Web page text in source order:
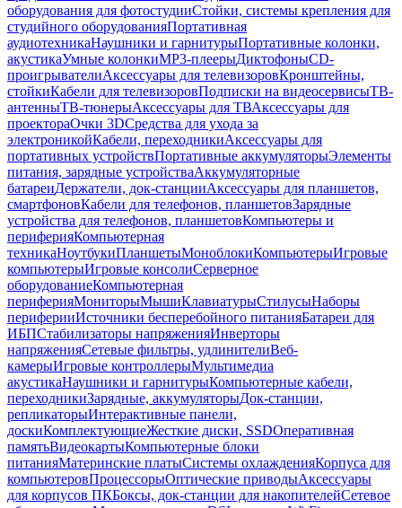
оборудования для фотостудииСтойки, системы крепления для
студийного оборудованияПортативная
аудиотехникаНаушники и гарнитурыПортативные колонки,
акустикаУмные колонкиMP3-плеерыДиктофоныCD-
проигрывателиАксессуары для телевизоровКронштейны,
стойкиКабели для телевизоровПодписки на видеосервисыТВ-
антенныТВ-тюнерыАксессуары для ТВАксессуары для
проектораОчки 3DСредства для ухода за
электроникойКабели, переходникиАксессуары для
портативных устройствПортативные аккумуляторыЭлементы
питания, зарядные устройстваАккумуляторные
батареиДержатели, док-станцииАксессуары для планшетов,
смартфоновКабели для телефонов, планшетовЗарядные
устройства для телефонов, планшетовКомпьютеры и
периферияКомпьютерная
техникаНоутбукиПланшетыМоноблокиКомпьютерыИгровые
компьютерыИгровые консолиСерверное
оборудованиеКомпьютерная
периферияМониторыМышиКлавиатурыСтилусыНаборы
периферииИсточники бесперебойного питанияБатареи для
ИБПСтабилизаторы напряженияИнверторы
напряженияСетевые фильтры, удлинителиВеб-
камерыИгровые контроллерыМультимедиа
акустикаНаушники и гарнитурыКомпьютерные кабели,
переходникиЗарядные, аккумуляторыДок-станции,
репликаторыИнтерактивные панели,
доскиКомплектующиеЖесткие диски, SSDОперативная
памятьВидеокартыКомпьютерные блоки
питанияМатеринские платыСистемы охлажденияКорпуса для
компьютеровПроцессорыОптические приводыАксессуары
для корпусов ПКБоксы, док-станции для накопителейСетевое